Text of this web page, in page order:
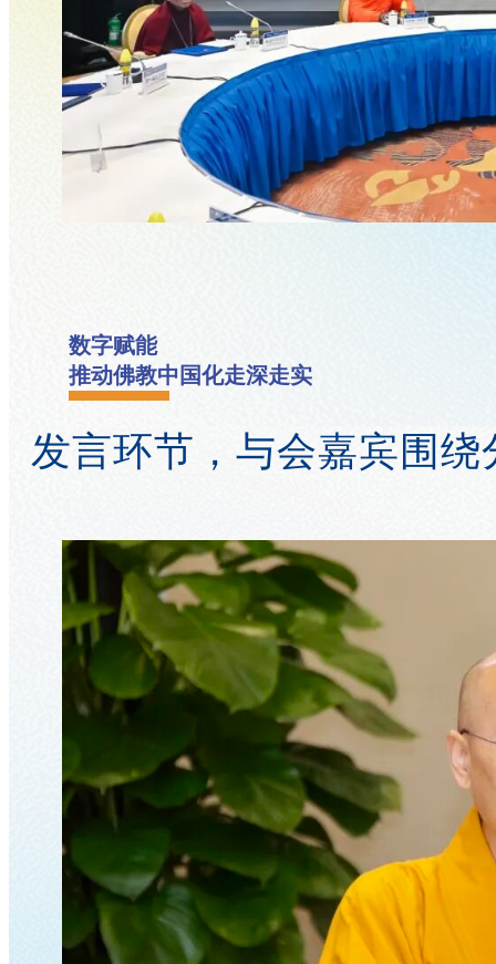
数字赋能
推动佛教中国化走深走实
发言环节，与会嘉宾围